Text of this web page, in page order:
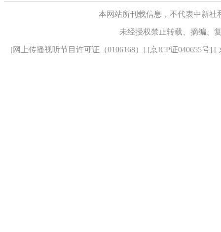
本网站所刊载信息，不代表中新
未经授权禁止转载、摘编、
[网上传播视听节目许可证（0106168） ] [京ICP证040655号] [